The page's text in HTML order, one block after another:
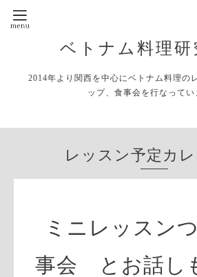
ベトナム料理
2014年より関西を中心にベトナム料理の
ップ、食事会を行なってい
レッスン予定カ
ミニレッスン
事会 とお話し